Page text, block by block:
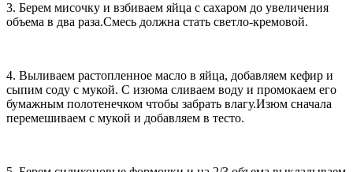
3. Берем мисочку и взбиваем яйца с сахаром до увеличения
объема в два раза.Смесь должна стать светло-кремовой.
4. Выливаем растопленное масло в яйца, добавляем кефир и
сыпим соду с мукой. С изюма сливаем воду и промокаем его
бумажным полотенечком чтобы забрать влагу.Изюм сначала
перемешиваем с мукой и добавляем в тесто.